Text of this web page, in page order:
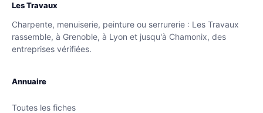
Les Travaux
Charpente, menuiserie, peinture ou serrurerie : Les Travaux
rassemble, à Grenoble, à Lyon et jusqu'à Chamonix, des
entreprises vérifiées.
Annuaire
Toutes les fiches